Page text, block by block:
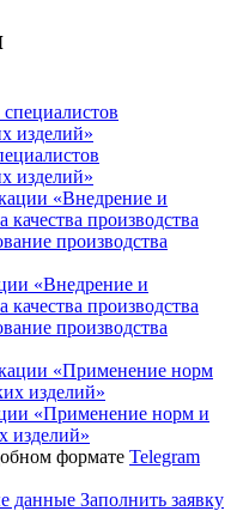
изделий»
«Внедрение и
производства
производства
«Применение норм и
изделий»
формате Telegram
данные Заполнить заявку